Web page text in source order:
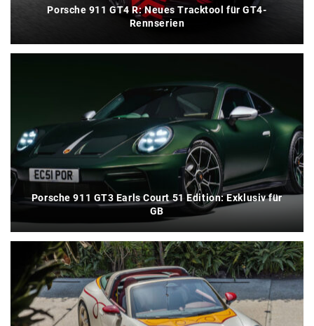
Porsche 911 GT4 R: Neues Tracktool für GT4-
Rennserien
Porsche 911 GT3 Earls Court 51 Edition: Exklusiv für
GB